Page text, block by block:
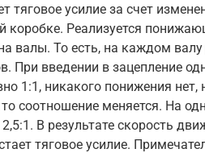
тяговое усилие за счет
коробке. Реализуется
валы. То есть, на каждом
При введении в зацепление
1:1, никакого понижения нет,
соотношение меняется. На
В результате скорость
тяговое усилие.